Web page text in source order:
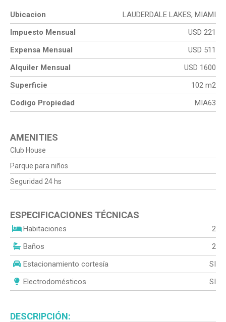
Ubicacion
LAUDERDALE LAKES, MIAMI
Impuesto Mensual
USD 221
Expensa Mensual
USD 511
Alquiler Mensual
USD 1600
Superficie
102 m2
Codigo Propiedad
MIA63
AMENITIES
Club House
Parque para niños
Seguridad 24 hs
ESPECIFICACIONES TÉCNICAS
Habitaciones
2
Baños
2
Estacionamiento cortesía
SI
Electrodomésticos
SI
DESCRIPCIÓN: